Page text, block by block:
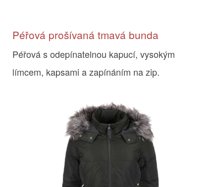
Péřová prošívaná tmavá bunda
Péřová s odepínatelnou kapucí, vysokým
límcem, kapsami a zapínáním na zip.